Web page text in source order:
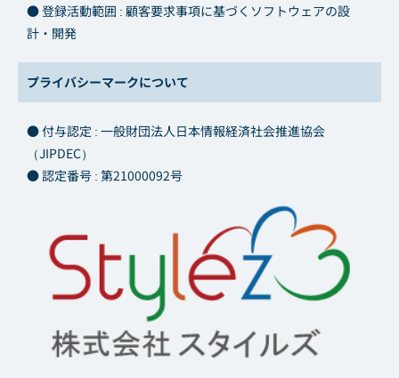
● 登録活動範囲 : 顧客要求事項に基づくソフトウェアの設
計・開発
プライバシーマークについて
● 付与認定 : 一般財団法人日本情報経済社会推進協会
（JIPDEC）
● 認定番号 : 第21000092号